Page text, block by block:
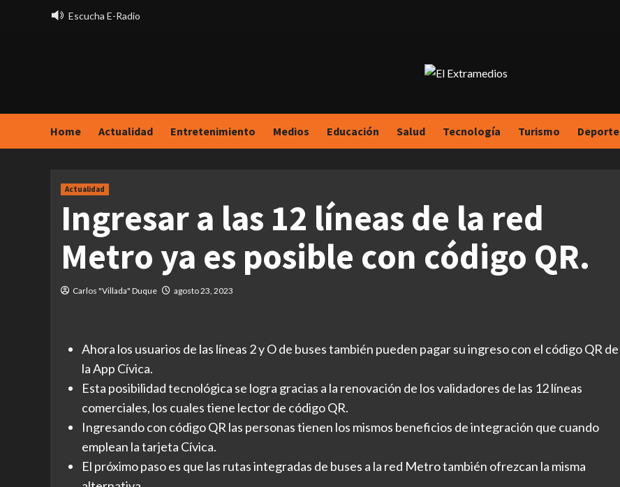
Escucha E-Radio
Home Actualidad Entretenimiento Medios Educación Salud Tecnología Turismo Deporte
Actualidad
Ingresar a las 12 líneas de la red
Metro ya es posible con código QR.
Carlos "Villada" Duque agosto 23, 2023
Ahora los usuarios de las líneas 2 y O de buses también pueden pagar su ingreso con el código QR de
la App Cívica.
Esta posibilidad tecnológica se logra gracias a la renovación de los validadores de las 12 líneas
comerciales, los cuales tiene lector de código QR.
Ingresando con código QR las personas tienen los mismos beneficios de integración que cuando
emplean la tarjeta Cívica.
El próximo paso es que las rutas integradas de buses a la red Metro también ofrezcan la misma